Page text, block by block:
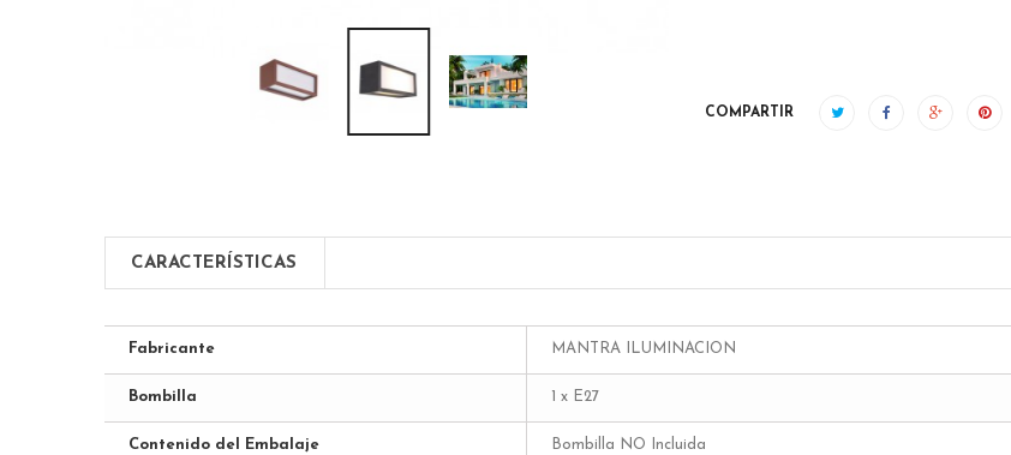
COMPARTIR
CARACTERÍSTICAS
Fabricante MANTRA ILUMINACION
Bombilla 1 x E27
Contenido del Embalaje Bombilla NO Incluida